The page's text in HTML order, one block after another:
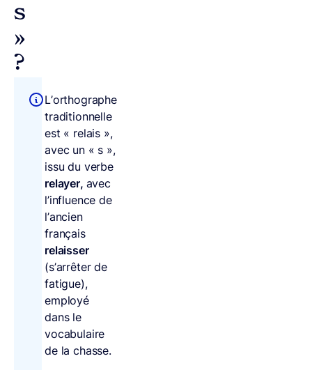
s
»
?
L’orthographe
traditionnelle
est « relais »,
avec un « s »,
issu du verbe
relayer, avec
l’influence de
l’ancien
français
relaisser
(s’arrêter de
fatigue),
employé
dans le
vocabulaire
de la chasse.